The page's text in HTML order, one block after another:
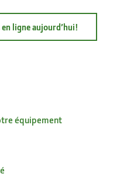
ligne aujourd’hui!
équipement